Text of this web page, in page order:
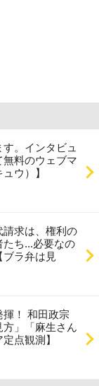
。インタビュ
料のウェブマ
ウ）】
求は、権利の
ち...必要なの
ブラ弁は見
揮！ 和田政宗
」「麻生さん
点観測】